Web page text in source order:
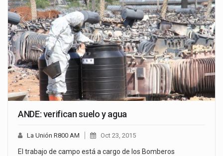
ANDE: verifican suelo y agua
La Unión R800 AM Oct 23, 2015
El trabajo de campo está a cargo de los Bomberos